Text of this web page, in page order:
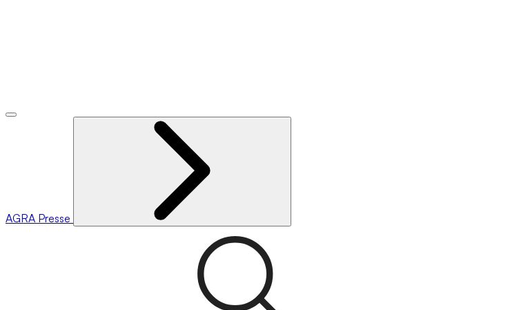
AGRA Presse